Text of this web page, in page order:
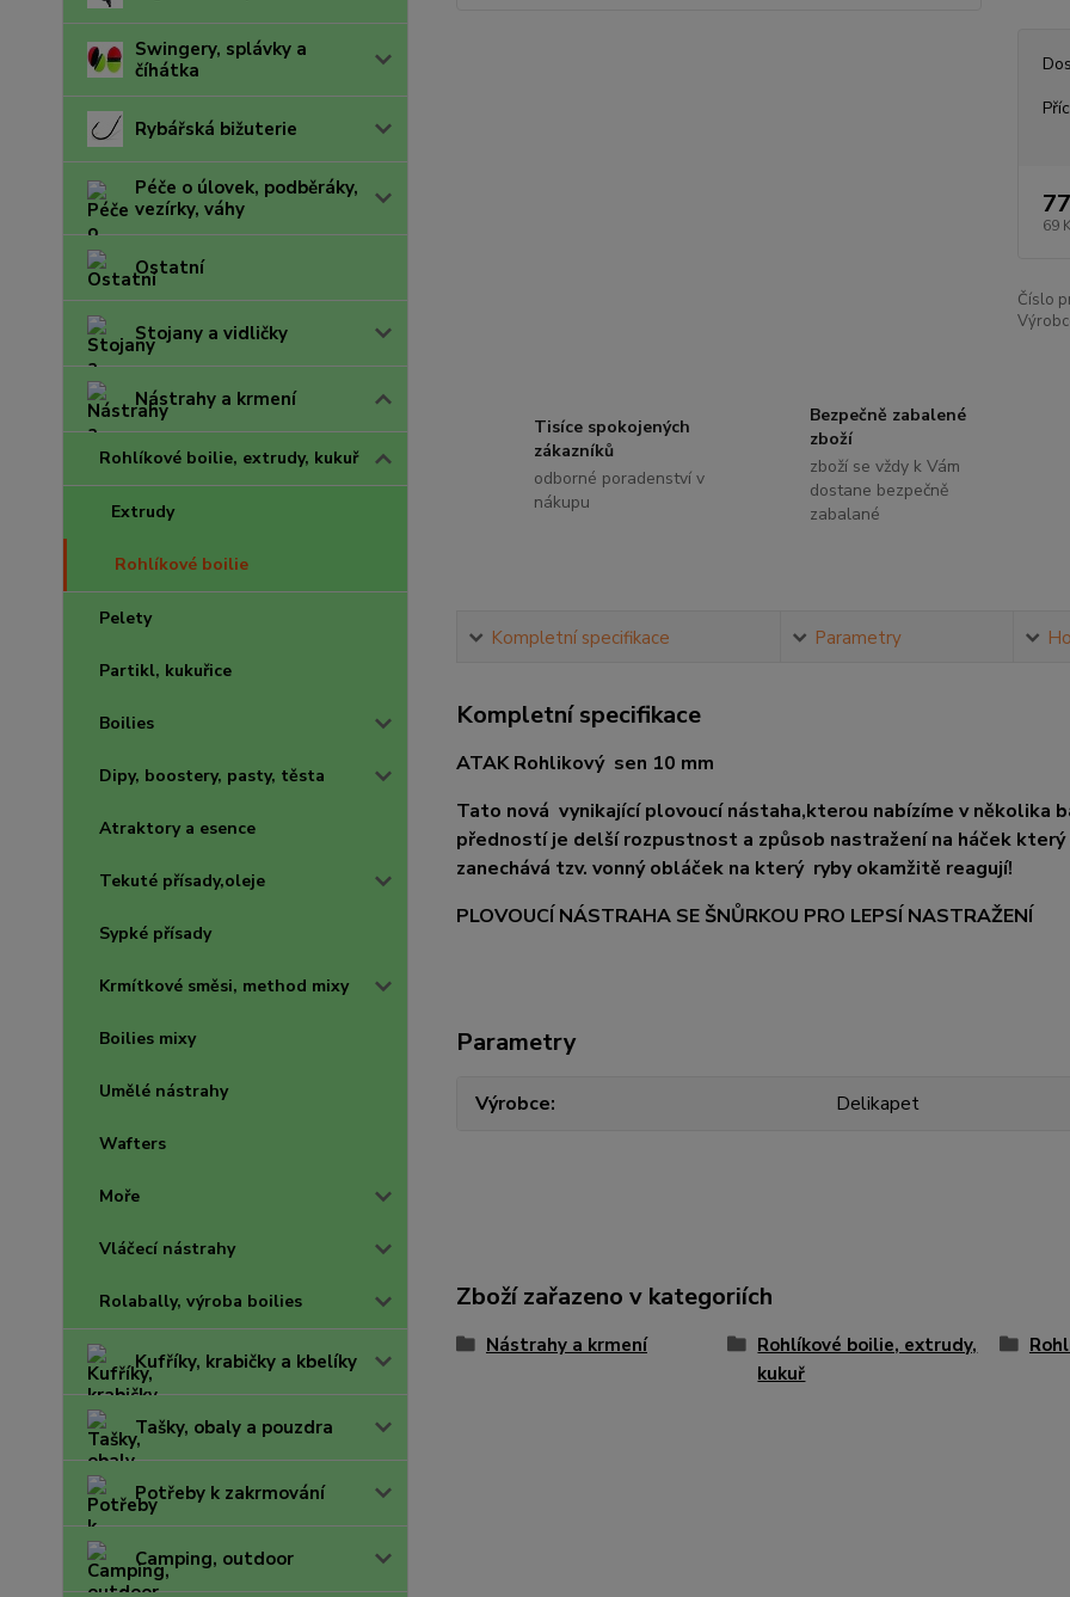
Swingery, splávky a
číhátka
Rybářská bižuterie
Péče o úlovek, podběráky,
vezírky, váhy
Ostatní
Stojany a vidličky
Nástrahy a krmení
Rohlíkové boilie, extrudy, kukuř
Extrudy
Rohlíkové boilie
Pelety
Partikl, kukuřice
Boilies
Dipy, boostery, pasty, těsta
Atraktory a esence
Tekuté přísady,oleje
Sypké přísady
Krmítkové směsi, method mixy
Boilies mixy
Umělé nástrahy
Wafters
Moře
Vláčecí nástrahy
Rolabally, výroba boilies
Kufříky, krabičky a kbelíky
Tašky, obaly a pouzdra
Potřeby k zakrmování
Camping, outdoor
69
Číslo
Tisíce spokojených
zákazníků
odborné poradenství v
nákupu
Bezpečně zabalené
zboží
zboží se vždy k Vám
dostane bezpečně
zabalané
Kompletní specifikace Parametry
Kompletní specifikace
ATAK Rohlikový sen 10 mm
Tato nová vynikající plovoucí nástaha,kterou nabízíme v několika
předností je delší rozpustnost a způsob nastražení na háček
zanechává tzv. vonný obláček na který ryby okamžitě reagují!
PLOVOUCÍ NÁSTRAHA SE ŠNŮRKOU PRO LEPSÍ NASTRAŽENÍ
Parametry
Výrobce Delikapet
Zboží zařazeno v kategoriích
Nástrahy a krmení
Rohlíkové boilie, extrudy,
kukuř